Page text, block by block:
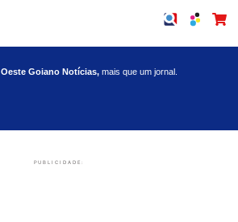
Oeste Goiano Notícias,mais que um jornal.
PUBLICIDADE: